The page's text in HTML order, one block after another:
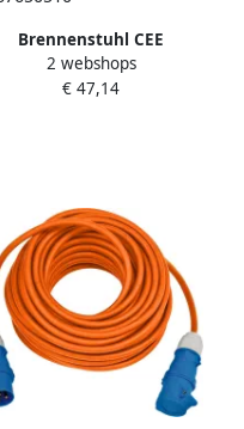
Brennenstuhl CEE
verlengsnoer IP44 voor
Camping Maritime 10m
2 webshops
€ 47,14